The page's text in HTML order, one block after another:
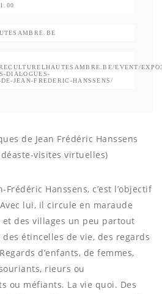
EVENT/
DIALOGUES-
JEAN-FREDERIC-HANSSENS/
de Jean Frédéric Hanssens
visites virtuelles)
Hanssens, c’est l’objectif
lui, il circule en maraude
des villages un peu partout
étincelles de vie, des regards
d’enfants, de femmes,
rieurs ou
ou méfiants. La vie quoi. Des